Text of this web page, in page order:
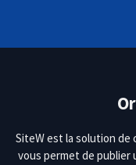
SiteW est la solution de
vous permet de publier